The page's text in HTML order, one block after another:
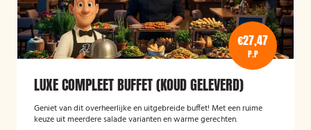
€27,47
P.P
LUXE COMPLEET BUFFET (KOUD GELEVERD)
Geniet van dit overheerlijke en uitgebreide buffet! Met een ruime
keuze uit meerdere salade varianten en warme gerechten.